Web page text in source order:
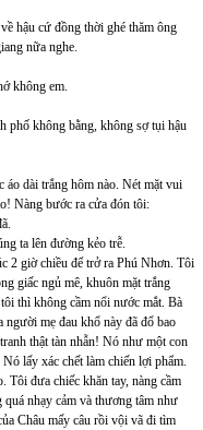
hậu cứ đồng thời ghé thăm ông
nữa nghe.
không em.
phố không bằng, không sợ tụi hậu
áo dài trắng hôm nào. Nét mặt vui
Nàng bước ra cửa đón tôi:
ta lên đường kẻo trễ.
2 giờ chiều để trở ra Phú Nhơn. Tôi
giấc ngủ mê, khuôn mặt trắng
thì không cầm nổi nước mắt. Bà
mẹ đau khổ này đã đổ bao
thật tàn nhẫn! Nó như một con
lấy xác chết làm chiến lợi phẩm.
Tôi đưa chiếc khăn tay, nàng cầm
nhạy cảm và thương tâm như
Châu mấy câu rồi vội vã đi tìm